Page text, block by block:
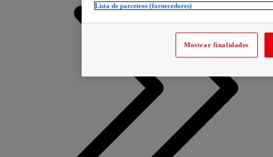
Lista de parceiros (fornecedores)
Mostrar finalidades